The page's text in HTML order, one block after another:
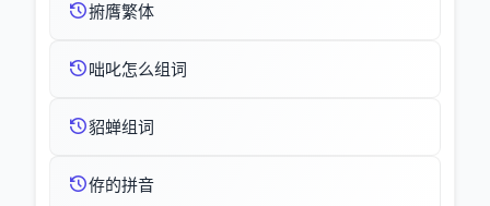
捬膺繁体
咄叱怎么组词
貂蝉组词
侟的拼音